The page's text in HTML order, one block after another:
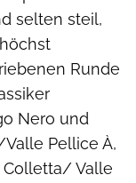
selten steil,
Runde
Nero und
Pellice À,
Colletta/ Valle